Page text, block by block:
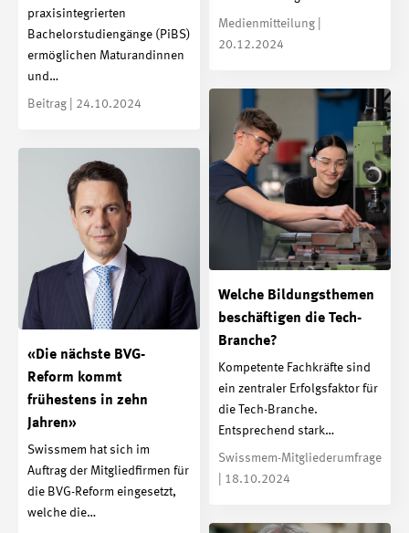
Medienmitteilung |
20.12.2024
praxisintegrierten
Bachelorstudiengänge (PiBS)
ermöglichen Maturandinnen
und…
Beitrag | 24.10.2024
Welche Bildungsthemen
beschäftigen die Tech-
Branche?
Kompetente Fachkräfte sind
ein zentraler Erfolgsfaktor für
die Tech-Branche.
Entsprechend stark…
Swissmem-Mitgliederumfrage
| 18.10.2024
«Die nächste BVG-
Reform kommt
frühestens in zehn
Jahren»
Swissmem hat sich im
Auftrag der Mitgliedfirmen für
die BVG-Reform eingesetzt,
welche die…